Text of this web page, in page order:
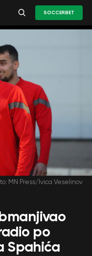
SOCCERBET
MN Press/Ivica Veselinov
po
Spahića